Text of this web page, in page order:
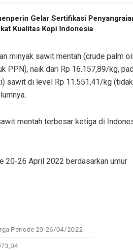
Gelar Sertifikasi
Kualitas Kopi Indonesia
minyak sawit mentah (crude palm
PPN), naik dari Rp 16.157,89/kg,
sawit di level Rp 11.551,41/kg (tidak
mentah terbesar ketiga di
20-26 April 2022 berdasarkan umur
Periode 20-26/04/2022